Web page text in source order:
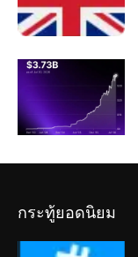
กระทู้ยอดนิยม